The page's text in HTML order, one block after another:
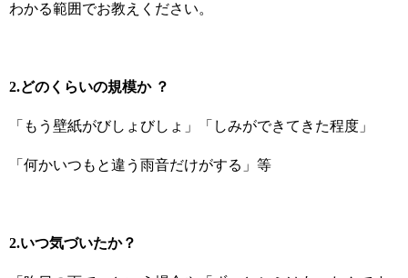
わかる範囲でお教えください。
2.どのくらいの規模か ？
「もう壁紙がびしょびしょ」「しみができてきた程度」
「何かいつもと違う雨音だけがする」等
2.いつ気づいたか？